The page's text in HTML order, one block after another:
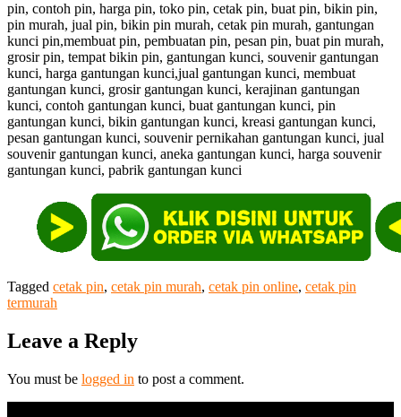
pin, contoh pin, harga pin, toko pin, cetak pin, buat pin, bikin pin,
pin murah, jual pin, bikin pin murah, cetak pin murah, gantungan
kunci pin,membuat pin, pembuatan pin, pesan pin, buat pin murah,
grosir pin, tempat bikin pin, gantungan kunci, souvenir gantungan
kunci, harga gantungan kunci,jual gantungan kunci, membuat
gantungan kunci, grosir gantungan kunci, kerajinan gantungan
kunci, contoh gantungan kunci, buat gantungan kunci, pin
gantungan kunci, bikin gantungan kunci, kreasi gantungan kunci,
pesan gantungan kunci, souvenir pernikahan gantungan kunci, jual
souvenir gantungan kunci, aneka gantungan kunci, harga souvenir
gantungan kunci, pabrik gantungan kunci
Tagged cetak pin, cetak pin murah, cetak pin online, cetak pin
termurah
Leave a Reply
You must be logged in to post a comment.